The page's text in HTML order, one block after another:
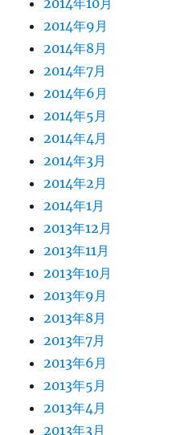
2014年10月
2014年9月
2014年8月
2014年7月
2014年6月
2014年5月
2014年4月
2014年3月
2014年2月
2014年1月
2013年12月
2013年11月
2013年10月
2013年9月
2013年8月
2013年7月
2013年6月
2013年5月
2013年4月
2013年3月